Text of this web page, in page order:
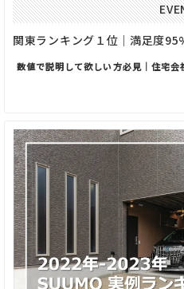
関東ランキング１位｜満足度
数値で説明して欲しい方必見｜住宅